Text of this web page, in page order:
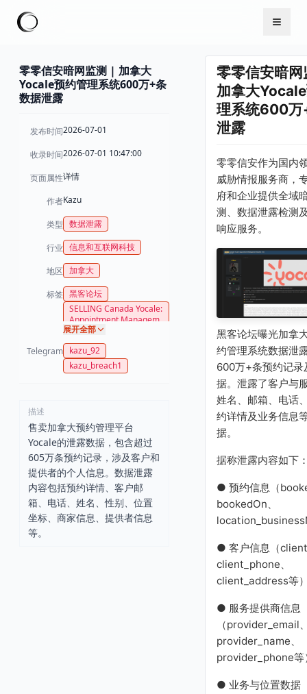
零零信安暗网监测 | 加拿大
Yocale预约管理系统600万+条
数据泄露
发布时间2026-07-01
收录时间2026-07-01 10:47:00
页面属性详情
作者Kazu
类型 数据泄露
行业 信息和互联网科技
地区 加拿大
标签 黑客论坛
SELLING Canada Yocale:
Appointment Managem
ent System
展开全部
Telegram kazu_92
kazu_breach1
描述
售卖加拿大预约管理平台
Yocale的泄露数据，包含超过
605万条预约记录，涉及客户和
提供者的个人信息。数据泄露
内容包括预约详情、客户邮
箱、电话、姓名、性别、位置
坐标、商家信息、提供者信息
等。
零零信安暗
加拿大
理系统600万
泄露
零零信安作为国内
威胁情报服务商，
府和企业提供全域
测、数据泄露检测
响应服务。
黑客论坛曝光加拿
约管理系统数据泄
600万+条预约记录
据。泄露了客户与
姓名、邮箱、电话
约详情及业务信息
据。
据称泄露内容如下
● 预约信息（
bookedOn、
● 客户信息（
client_phone、
client_address等
● 服务提供商信息
（provider_email
provider_name、
provider_phone等
● 业务与位置数据